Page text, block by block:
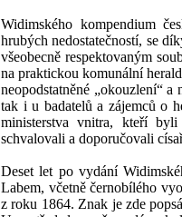
Widimského kompendium
hrubých nedostatečností, se
všeobecně respektovaným
na praktickou komunální
neopodstatněné „okouzlení“
tak i u badatelů a zájemců o
ministerstva vnitra, kteří
schvalovali a doporučovali
Deset let po vydání
Labem, včetně černobílého
z roku 1864. Znak je zde